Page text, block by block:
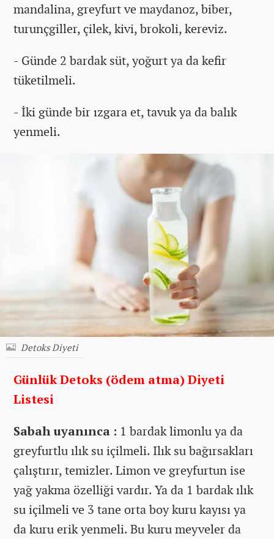
mandalina, greyfurt ve maydanoz, biber,
turunçgiller, çilek, kivi, brokoli, kereviz.
- Günde 2 bardak süt, yoğurt ya da kefir
tüketilmeli.
- İki günde bir ızgara et, tavuk ya da balık
yenmeli.
Detoks Diyeti
Günlük Detoks (ödem atma) Diyeti
Listesi
Sabah uyanınca : 1 bardak limonlu ya da
greyfurtlu ılık su içilmeli. Ilık su bağırsakları
çalıştırır, temizler. Limon ve greyfurtun ise
yağ yakma özelliği vardır. Ya da 1 bardak ılık
su içilmeli ve 3 tane orta boy kuru kayısı ya
da kuru erik yenmeli. Bu kuru meyveler da